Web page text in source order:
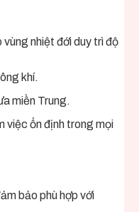
nhiệt đới duy trì độ
khí.
miền Trung.
việc ổn định trong mọi
bảo phù hợp với